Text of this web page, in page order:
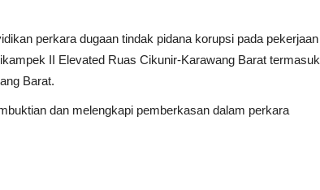
perkara dugaan tindak pidana korupsi pada pekerjaan
II Elevated Ruas Cikunir-Karawang Barat termasuk
Barat.
dan melengkapi pemberkasan dalam perkara